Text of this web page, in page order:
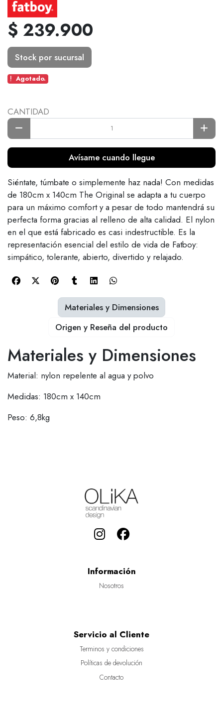
$ 239.900
Stock por sucursal
Agotado.
CANTIDAD
Avísame cuando llegue
Siéntate, túmbate o simplemente haz nada! Con medidas
de 180cm x 140cm The Original se adapta a tu cuerpo
para un máximo comfort y a pesar de todo mantendrá su
perfecta forma gracias al relleno de alta calidad. El nylon
en el que está fabricado es casi indestructible. Es la
representación esencial del estilo de vida de Fatboy:
simpático, tolerante, abierto, divertido y relajado.
Materiales y Dimensiones
Material: nylon repelente al agua y polvo
Medidas: 180cm x 140cm
Peso: 6,8kg
Materiales y Dimensiones
Origen y Reseña del producto
Información
Nosotros
Servicio al Cliente
Terminos y condiciones
Políticas de devolución
Contacto